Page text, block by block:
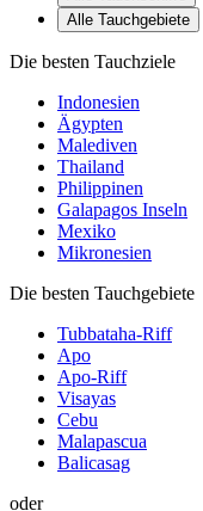
Alle Tauchgebiete
Die besten Tauchziele
Indonesien
Ägypten
Malediven
Thailand
Philippinen
Galapagos Inseln
Mexiko
Mikronesien
Die besten Tauchgebiete
Tubbataha-Riff
Apo
Apo-Riff
Visayas
Cebu
Malapascua
Balicasag
oder